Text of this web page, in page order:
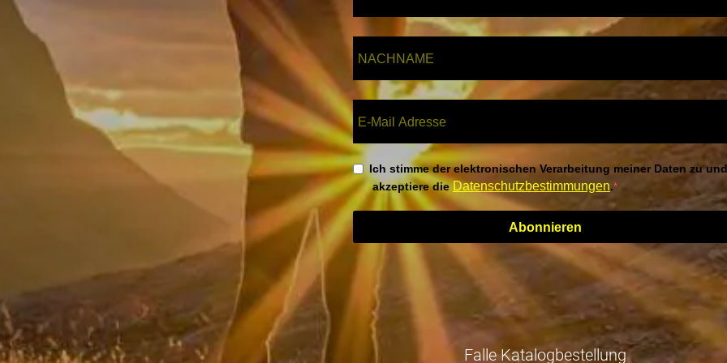
Ich stimme der elektronischen Verarbeitung meiner Daten zu und
akzeptiere dieDatenschutzbestimmungen.
Abonnieren
Falle Katalogbestellung